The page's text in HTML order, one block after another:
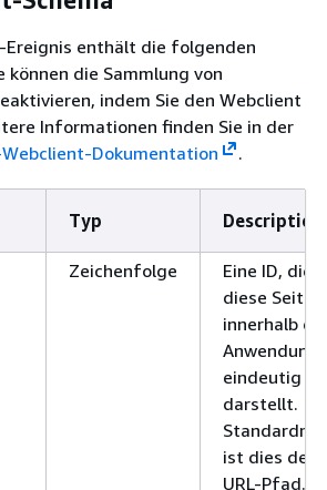
-Ereignis enthält die folgenden
können die Sammlung von
indem Sie den Webclient
Informationen finden Sie in der
Dokumentation
.
Typ Description
Zeichenfolge
Eine ID, die
diese Seite
innerhalb
Anwendung
eindeutig
darstellt.
ist dies der
URL-Pfad.